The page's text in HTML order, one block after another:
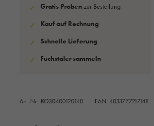
✓ Gratis Proben zur Bestellung
✓ Kauf auf Rechnung
✓ Schnelle Lieferung
✓ Fuchstaler sammeln
Art.-Nr.: KO30400120140 EAN: 4033777217148